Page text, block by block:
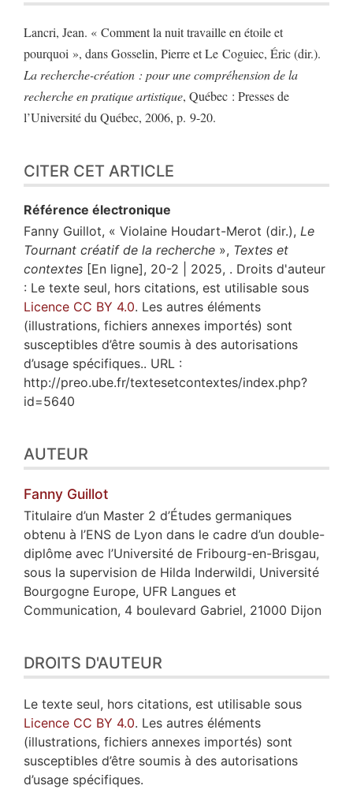
Lancri, Jean. « Comment la nuit travaille en étoile et
pourquoi », dans Gosselin, Pierre et Le Coguiec, Éric (dir.).
La recherche-création : pour une compréhension de la
recherche en pratique artistique, Québec : Presses de
l’Université du Québec, 2006, p. 9-20.
CITER CET ARTICLE
Référence électronique
Fanny Guillot, « Violaine Houdart-Merot (dir.), Le
Tournant créatif de la recherche », Textes et
contextes [En ligne], 20-2 | 2025, . Droits d'auteur
: Le texte seul, hors citations, est utilisable sous
Licence CC BY 4.0. Les autres éléments
(illustrations, fichiers annexes importés) sont
susceptibles d’être soumis à des autorisations
d’usage spécifiques.. URL :
http://preo.ube.fr/textesetcontextes/index.php?
id=5640
AUTEUR
Fanny Guillot
Titulaire d’un Master 2 d’Études germaniques
obtenu à l’ENS de Lyon dans le cadre d’un double-
diplôme avec l’Université de Fribourg-en-Brisgau,
sous la supervision de Hilda Inderwildi, Université
Bourgogne Europe, UFR Langues et
Communication, 4 boulevard Gabriel, 21000 Dijon
DROITS D'AUTEUR
Le texte seul, hors citations, est utilisable sous
Licence CC BY 4.0. Les autres éléments
(illustrations, fichiers annexes importés) sont
susceptibles d’être soumis à des autorisations
d’usage spécifiques.